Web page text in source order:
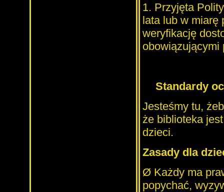
1. Przyjęta
lata lub w miarę
weryfikację
obowiązującymi
Standardy
Jesteśmy tu,
że biblioteka
dzieci.
Zasady dla
Ø Każdy ma
popychać,